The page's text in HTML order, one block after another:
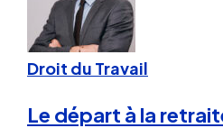
Droit du Travail
Le départ à la